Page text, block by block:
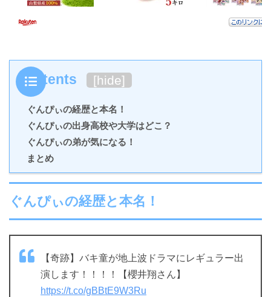
Contents [hide]
ぐんぴぃの経歴と本名！
ぐんぴぃの出身高校や大学はどこ？
ぐんぴぃの弟が気になる！
まとめ
ぐんぴぃの経歴と本名！
【奇跡】バキ童が地上波ドラマにレギュラー出
演します！！！！【櫻井翔さん】
https://t.co/gBBtE9W3Ru